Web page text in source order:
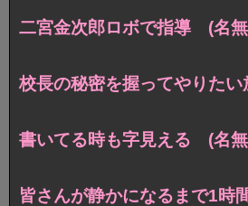
二宮金次郎ロボで指導 (名
校長の秘密を握ってやりた
書いてる時も字見える (名
皆さんが静かになるまで1時